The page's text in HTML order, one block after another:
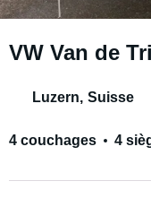
VW Van de
Luzern, Suisse
4 couchages 4